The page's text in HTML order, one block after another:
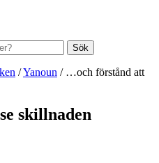
Sök
/Yanoun / …och förstånd att
skillnaden